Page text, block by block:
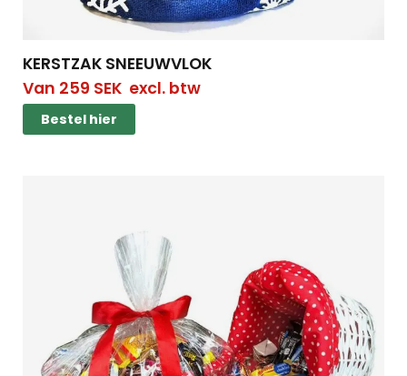
KERSTZAK SNEEUWVLOK
Van 259 SEKexcl. btw
Bestel hier